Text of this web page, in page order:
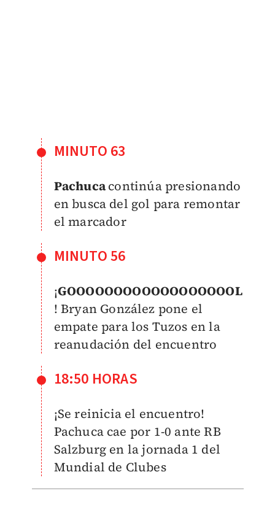
MINUTO 63
Pachucacontinúa presionando
en busca del gol para remontar
el marcador
MINUTO 56
¡GOOOOOOOOOOOOOOOOOOL
! Bryan González pone el
empate para los Tuzos en la
reanudación del encuentro
18:50 HORAS
¡Se reinicia el encuentro!
Pachuca cae por 1-0 ante RB
Salzburg en la jornada 1 del
Mundial de Clubes